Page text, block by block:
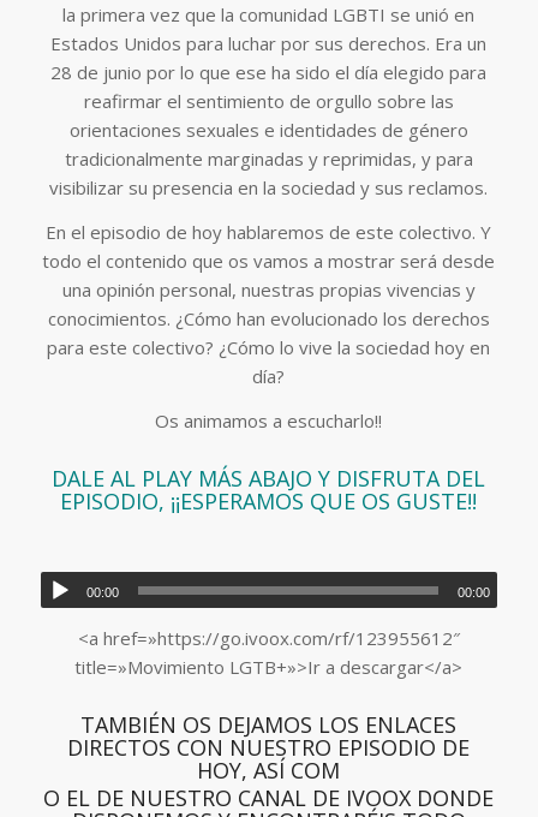
la primera vez que la comunidad LGBTI se unió en
Estados Unidos para luchar por sus derechos. Era un
28 de junio por lo que ese ha sido el día elegido para
reafirmar el sentimiento de orgullo sobre las
orientaciones sexuales e identidades de género
tradicionalmente marginadas y reprimidas, y para
visibilizar su presencia en la sociedad y sus reclamos.
En el episodio de hoy hablaremos de este colectivo. Y
todo el contenido que os vamos a mostrar será desde
una opinión personal, nuestras propias vivencias y
conocimientos. ¿Cómo han evolucionado los derechos
para este colectivo? ¿Cómo lo vive la sociedad hoy en
día?
Os animamos a escucharlo!!
DALE AL PLAY MÁS ABAJO Y DISFRUTA DEL
EPISODIO, ¡¡ESPERAMOS QUE OS GUSTE!!
00:00 00:00
<a href=»https://go.ivoox.com/rf/123955612″
title=»Movimiento LGTB+»>Ir a descargar</a>
TAMBIÉN OS DEJAMOS LOS ENLACES
DIRECTOS CON NUESTRO EPISODIO DE
HOY, ASÍ COM
O EL DE NUESTRO CANAL DE IVOOX DONDE